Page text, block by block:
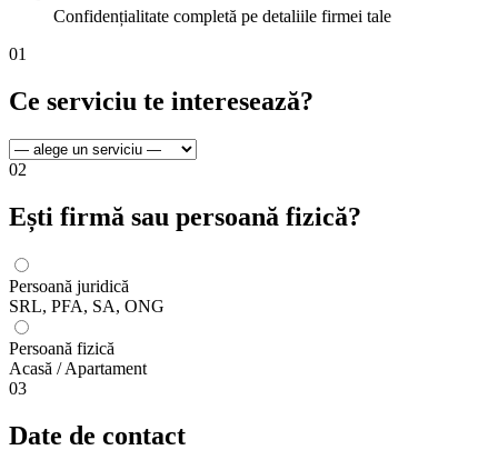
Confidențialitate completă pe detaliile firmei tale
01
Ce serviciu te interesează?
02
Ești firmă sau persoană fizică?
Persoană juridică
SRL, PFA, SA, ONG
Persoană fizică
Acasă / Apartament
03
Date de contact